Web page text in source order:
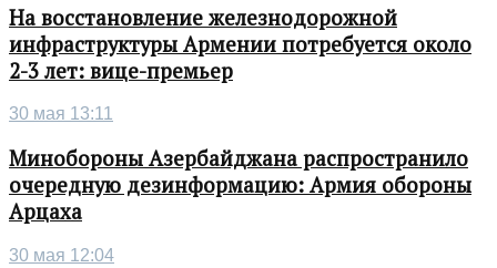
На восстановление железнодорожной
инфраструктуры Армении потребуется около
2-3 лет: вице-премьер
30 мая 13:11
Минобороны Азербайджана распространило
очередную дезинформацию: Армия обороны
Арцаха
30 мая 12:04